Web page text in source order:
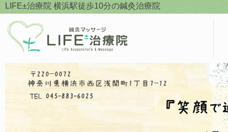
Skip
content
LIFE±治療院 横浜駅徒歩10分の鍼灸治療院